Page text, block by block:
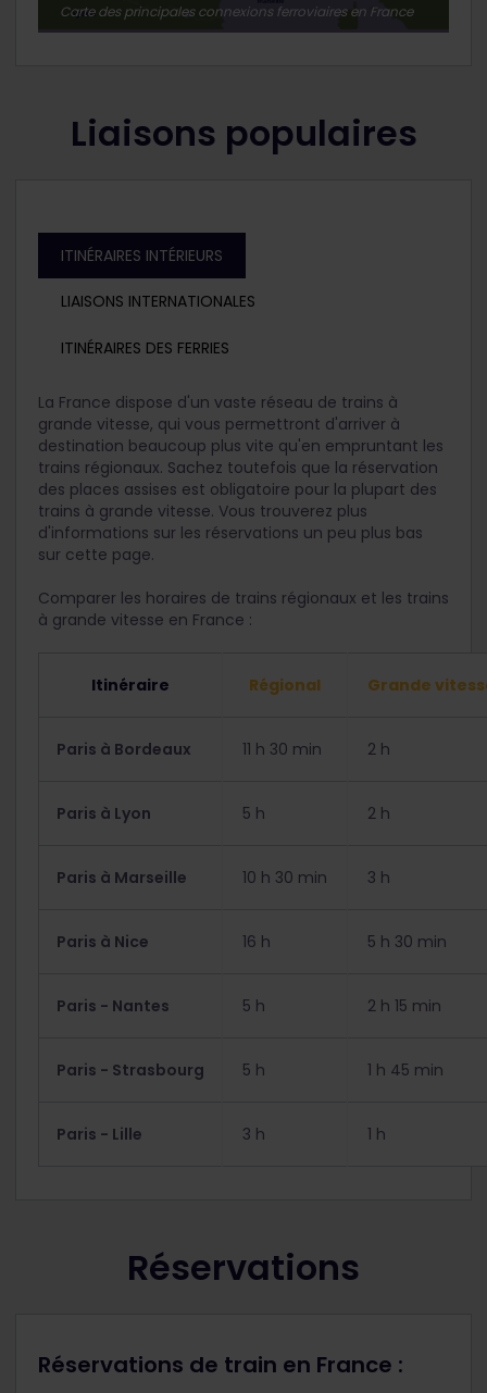
Carte des principales connexions ferroviaires en France
Liaisons populaires
ITINÉRAIRES INTÉRIEURS
LIAISONS INTERNATIONALES
ITINÉRAIRES DES FERRIES
La France dispose d'un vaste réseau de trains à
grande vitesse, qui vous permettront d'arriver à
destination beaucoup plus vite qu'en empruntant les
trains régionaux. Sachez toutefois que la réservation
des places assises est obligatoire pour la plupart des
trains à grande vitesse. Vous trouverez plus
d'informations sur les réservations un peu plus bas
sur cette page.
Comparer les horaires de trains régionaux et les trains
à grande vitesse en France :
Itinéraire Régional Grande
Paris à Bordeaux 11 h 30 min 2 h
Paris à Lyon 5 h 2 h
Paris à Marseille 10 h 30 min 3 h
Paris à Nice 16 h 5 h 30 min
Paris - Nantes 5 h 2 h 15 min
Paris - Strasbourg 5 h 1 h 45 min
Paris - Lille 3 h 1 h
Réservations
Réservations de train en France :